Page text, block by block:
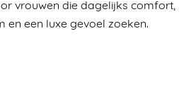
vrouwen die dagelijks comfort,
en een luxe gevoel zoeken.